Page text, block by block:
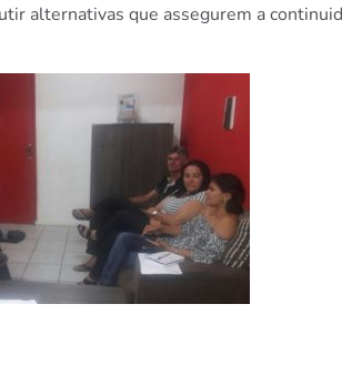
alternativas que assegurem a